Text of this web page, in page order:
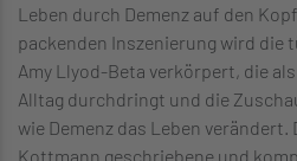
Leben durch Demenz auf den
packenden Inszenierung wird die
Amy Llyod-Beta verkörpert, die
Alltag durchdringt und die
wie Demenz das Leben verändert.
Kottmann geschriebene und